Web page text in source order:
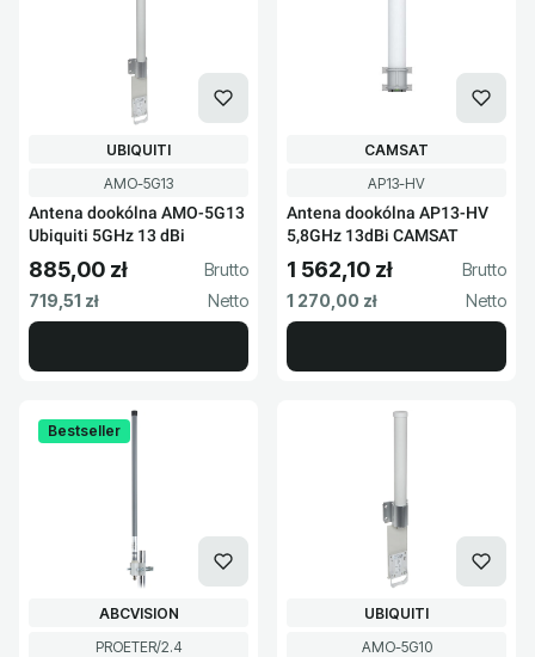
Kod produktu
AMO-5G13
Antena dookólna AMO-5G13
Ubiquiti 5GHz 13 dBi
PRODUCENT
UBIQUITI
Cena brutto
885,00 zł
Cena netto
719,51 zł
Kod produktu
AP13-HV
Antena dookólna AP13-HV
5,8GHz 13dBi CAMSAT
PRODUCENT
CAMSAT
Cena brutto
1 562,10 zł
Cena netto
1 270,00 zł
Bestseller
Kod produktu
PROETER/2.4
PRODUCENT
ABCVISION
Kod produktu
AMO-5G10
PRODUCENT
UBIQUITI